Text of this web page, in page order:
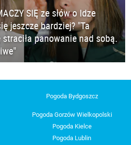
SIĘ ze słów o Idze
jeszcze bardziej? "Ta
panowanie nad sobą.
Pogoda Bydgoszcz
Pogoda Gorzów Wielkopolski
Pogoda Kielce
Pogoda Lublin